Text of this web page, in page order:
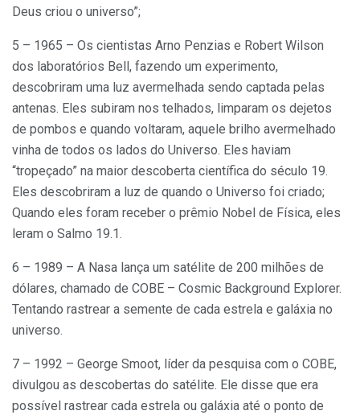
Deus criou o universo”;
5 – 1965 – Os cientistas Arno Penzias e Robert Wilson
dos laboratórios Bell, fazendo um experimento,
descobriram uma luz avermelhada sendo captada pelas
antenas. Eles subiram nos telhados, limparam os dejetos
de pombos e quando voltaram, aquele brilho avermelhado
vinha de todos os lados do Universo. Eles haviam
“tropeçado” na maior descoberta científica do século 19.
Eles descobriram a luz de quando o Universo foi criado;
Quando eles foram receber o prêmio Nobel de Física, eles
leram o Salmo 19.1.
6 – 1989 – A Nasa lança um satélite de 200 milhões de
dólares, chamado de COBE – Cosmic Background Explorer.
Tentando rastrear a semente de cada estrela e galáxia no
universo.
7 – 1992 – George Smoot, líder da pesquisa com o COBE,
divulgou as descobertas do satélite. Ele disse que era
possível rastrear cada estrela ou galáxia até o ponto de